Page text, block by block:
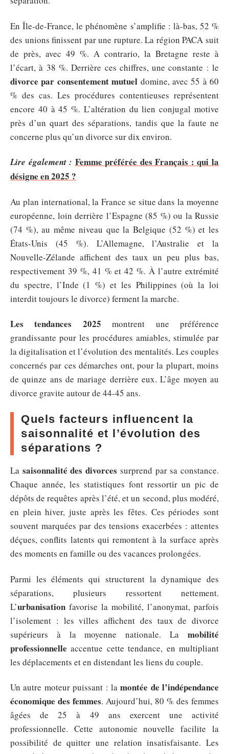
En Île-de-France, le phénomène s’amplifie : là-bas, 52 %
des unions finissent par une rupture. La région PACA suit
de près, avec 49 %. A contrario, la Bretagne reste à
l’écart, à 38 %. Derrière ces chiffres, une constante : le
divorce par consentement mutuel domine, avec 55 à 60
% des cas. Les procédures contentieuses représentent
encore 40 à 45 %. L’altération du lien conjugal motive
près d’un quart des séparations, tandis que la faute ne
concerne plus qu’un divorce sur dix environ.
Lire également : Femme préférée des Français : qui la
désigne en 2025 ?
Au plan international, la France se situe dans la moyenne
européenne, loin derrière l’Espagne (85 %) ou la Russie
(74 %), au même niveau que la Belgique (52 %) et les
États-Unis (45 %). L’Allemagne, l’Australie et la
Nouvelle-Zélande affichent des taux un peu plus bas,
respectivement 39 %, 41 % et 42 %. À l’autre extrémité
du spectre, l’Inde (1 %) et les Philippines (où la loi
interdit toujours le divorce) ferment la marche.
Les tendances 2025 montrent une préférence
grandissante pour les procédures amiables, stimulée par
la digitalisation et l’évolution des mentalités. Les couples
concernés par ces démarches ont, pour la plupart, moins
de quinze ans de mariage derrière eux. L’âge moyen au
divorce gravite autour de 44-45 ans.
Quels facteurs influencent la
saisonnalité et l’évolution des
séparations ?
La saisonnalité des divorces surprend par sa constance.
Chaque année, les statistiques font ressortir un pic de
dépôts de requêtes après l’été, et un second, plus modéré,
en plein hiver, juste après les fêtes. Ces périodes sont
souvent marquées par des tensions exacerbées : attentes
déçues, conflits latents qui remontent à la surface après
des moments en famille ou des vacances prolongées.
Parmi les éléments qui structurent la dynamique des
séparations, plusieurs ressortent nettement.
L’urbanisation favorise la mobilité, l’anonymat, parfois
l’isolement : les villes affichent des taux de divorce
supérieurs à la moyenne nationale. La mobilité
professionnelle accentue cette tendance, en multipliant
les déplacements et en distendant les liens du couple.
Un autre moteur puissant : lamontée de l’indépendance
économique des femmes. Aujourd’hui, 80 % des femmes
âgées de 25 à 49 ans exercent une activité
professionnelle. Cette autonomie nouvelle facilite la
possibilité de quitter une relation insatisfaisante. Les